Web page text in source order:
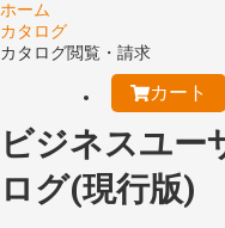
ホーム
カタログ
カタログ閲覧・請求
カート
ビジネスユー
ログ(現行版)